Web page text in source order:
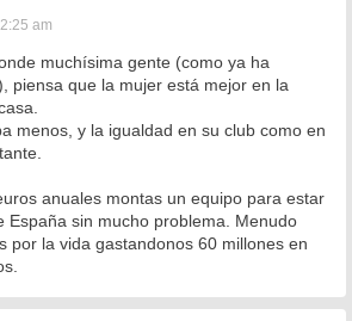
am
muchísima gente (como ya ha
piensa que la mujer está mejor en la
menos, y la igualdad en su club como en
anuales montas un equipo para estar
España sin mucho problema. Menudo
por la vida gastandonos 60 millones en